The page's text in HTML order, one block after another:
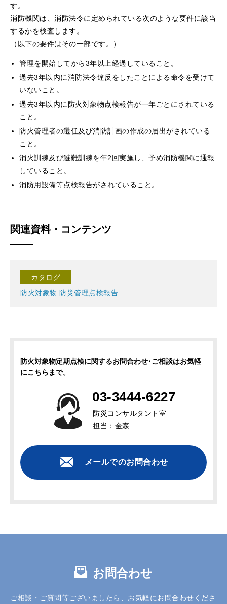
す。
消防機関は、消防法令に定められている次のような要件に該当
するかを検査します。
（以下の要件はその一部です。）
管理を開始してから3年以上経過していること。
過去3年以内に消防法令違反をしたことによる命令を受けて
いないこと。
過去3年以内に防火対象物点検報告が一年ごとにされている
こと。
防火管理者の選任及び消防計画の作成の届出がされている
こと。
消火訓練及び避難訓練を年2回実施し、予め消防機関に通報
していること。
消防用設備等点検報告がされていること。
関連資料・コンテンツ
カタログ
防火対象物 防災管理点検報告
防火対象物定期点検に関するお問合わせ･ご相談はお気軽
にこちらまで。
03-3444-6227
防災コンサルタント室
担当：金森
メールでのお問合わせ
お問合わせ
ご相談・ご質問等ございましたら、お気軽にお問合わせくださ